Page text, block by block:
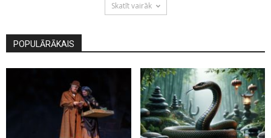
Skatīt vairāk
POPULĀRĀKAIS